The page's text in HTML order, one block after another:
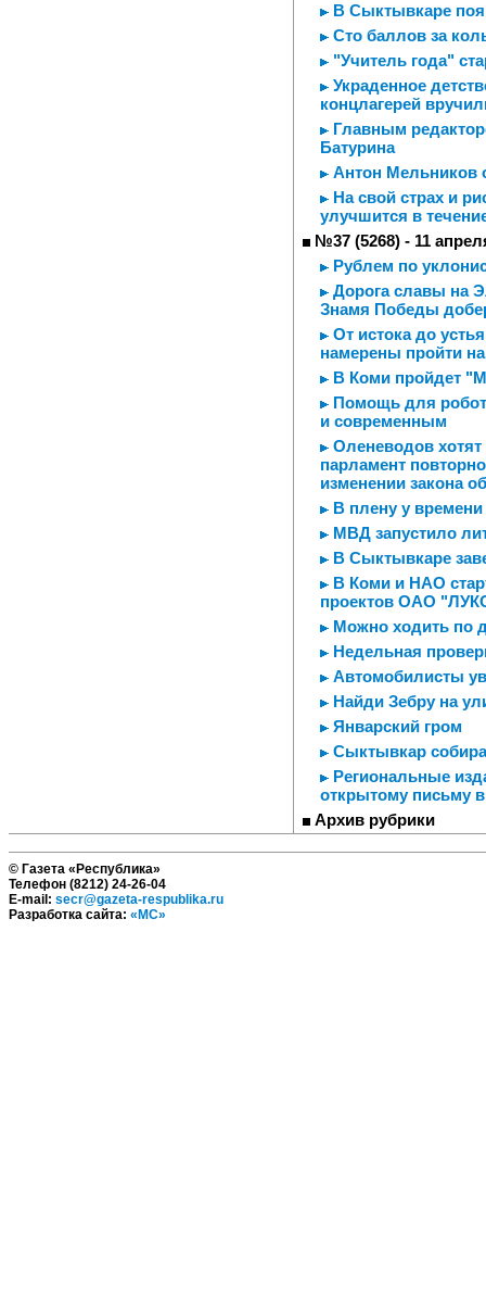
В Сыктывкаре
Сто баллов за
"Учитель года"
Украденное
концлагерей
Главным
Батурина
Антон Мельников
На свой страх и
улучшится в
№37 (5268) - 11
Рублем по
Дорога славы на
Знамя Победы
От истока до
намерены пройти
В Коми пройдет
Помощь для
и современным
Оленеводов
парламент
изменении закона
В плену у времени
МВД запустило
В Сыктывкаре
В Коми и НАО
проектов ОАО
Можно ходить по
Недельная
Автомобилисты
Найди Зебру на
Январский гром
Сыктывкар
Региональные
открытому письму
Архив рубрики
© Газета «Республика»
Телефон (8212) 24-26-04
E-mail: secr@gazeta-respublika.ru
Разработка сайта: «МС»